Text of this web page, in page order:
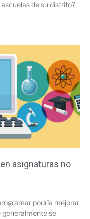
de su distrito?
asignaturas no
podría mejorar
generalmente se